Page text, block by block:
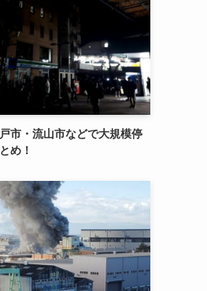
市・流山市などで大規模停
め！